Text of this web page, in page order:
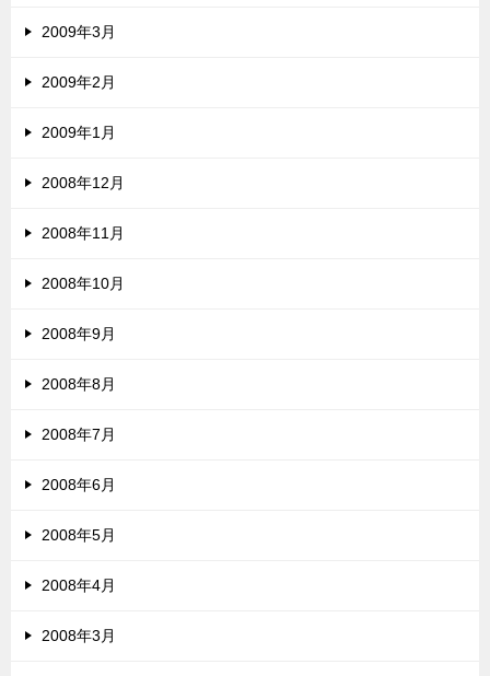
2009年3月
2009年2月
2009年1月
2008年12月
2008年11月
2008年10月
2008年9月
2008年8月
2008年7月
2008年6月
2008年5月
2008年4月
2008年3月